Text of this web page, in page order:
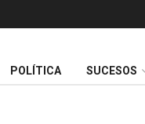
POLÍTICA SUCESOS